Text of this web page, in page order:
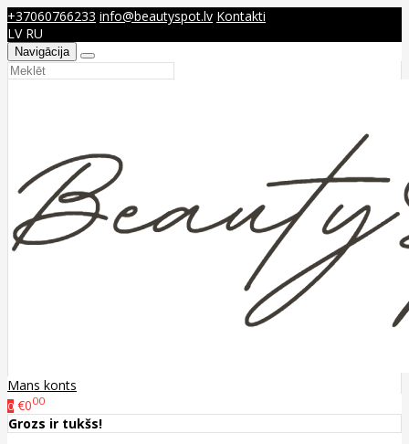
+37060766233 info@beautyspot.lv Kontakti
LV RU
Navigācija
Mans konts
0 €000
Grozs ir tukšs!